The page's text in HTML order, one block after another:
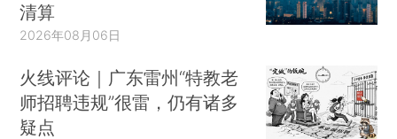
清算
2026年08月06日
火线评论｜广东雷州“特教老
师招聘违规”很雷，仍有诸多
疑点